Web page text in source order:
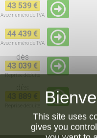
43 539 €
Avec numéro de TVA
44 439 €
Avec numéro de TVA
dès
43 039 €
Reprisedéduite
This site uses
gives you